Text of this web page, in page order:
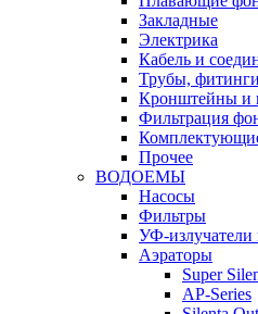
Закладные
Электрика
Кабель и
Трубы,
Кронштейны и
Фильтрация
Прочее
ВОДОЕМЫ
Насосы
Фильтры
УФ-излучатели
Аэраторы
Super
AP-Series